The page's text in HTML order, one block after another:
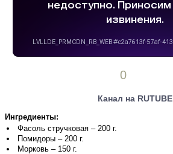
0
Канал на RUTUBE
Ингредиенты:
Фасоль стручковая – 200 г.
Помидоры – 200 г.
Морковь – 150 г.